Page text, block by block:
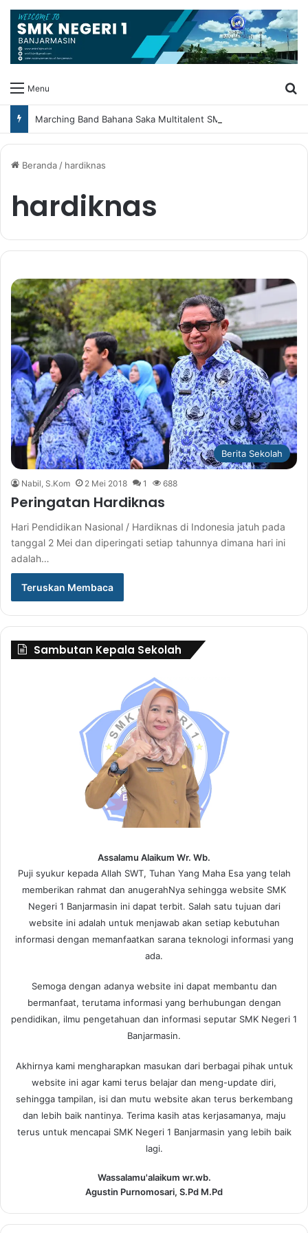
Menu
Beranda/ hardiknas
hardiknas
Berita Sekolah
Nabil, S.Kom 2 Mei 2018 1 688
Peringatan Hardiknas
Hari Pendidikan Nasional / Hardiknas di Indonesia jatuh pada
tanggal 2 Mei dan diperingati setiap tahunnya dimana hari ini
adalah…
Teruskan Membaca
Sambutan Kepala Sekolah
Assalamu Alaikum Wr. Wb.
Puji syukur kepada Allah SWT, Tuhan Yang Maha Esa yang telah
memberikan rahmat dan anugerahNya sehingga website SMK
Negeri 1 Banjarmasin ini dapat terbit. Salah satu tujuan dari
website ini adalah untuk menjawab akan setiap kebutuhan
informasi dengan memanfaatkan sarana teknologi informasi yang
ada.
Semoga dengan adanya website ini dapat membantu dan
bermanfaat, terutama informasi yang berhubungan dengan
pendidikan, ilmu pengetahuan dan informasi seputar SMK Negeri 1
Banjarmasin.
Akhirnya kami mengharapkan masukan dari berbagai pihak untuk
website ini agar kami terus belajar dan meng-update diri,
sehingga tampilan, isi dan mutu website akan terus berkembang
dan lebih baik nantinya. Terima kasih atas kerjasamanya, maju
terus untuk mencapai SMK Negeri 1 Banjarmasin yang lebih baik
lagi.
Wassalamu'alaikum wr.wb.
Agustin Purnomosari, S.Pd M.Pd